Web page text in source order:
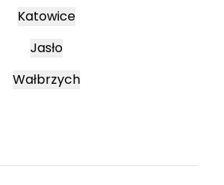
Katowice
Jasło
Wałbrzych